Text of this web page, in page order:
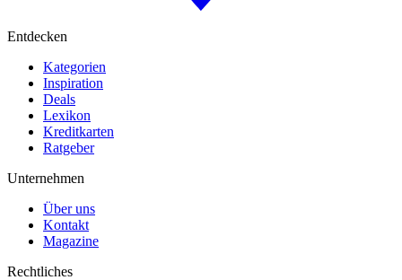
Entdecken
Kategorien
Inspiration
Deals
Lexikon
Kreditkarten
Ratgeber
Unternehmen
Über uns
Kontakt
Magazine
Rechtliches